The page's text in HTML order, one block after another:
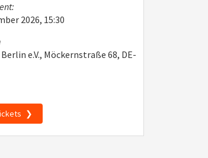
2026, 15:30
e.V., Möckernstraße 68, DE-